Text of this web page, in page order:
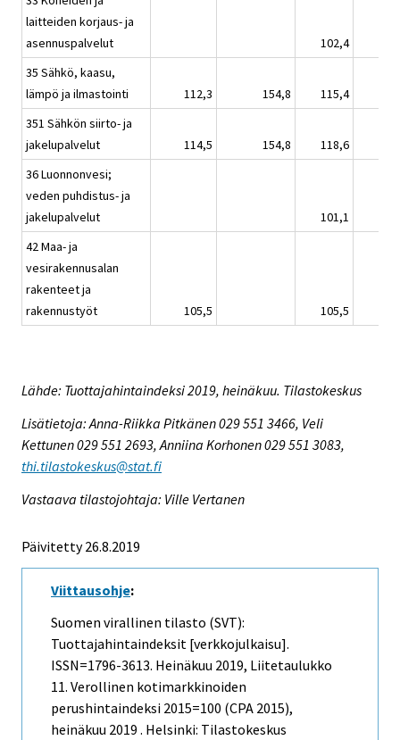
laitteiden korjaus- ja
asennuspalvelut
102,4
35 Sähkö, kaasu,
lämpö ja ilmastointi
112,3 154,8
115,4
351 Sähkön siirto- ja
jakelupalvelut
114,5 154,8
118,6
36 Luonnonvesi;
veden puhdistus- ja
jakelupalvelut
101,1
42 Maa- ja
vesirakennusalan
rakenteet ja
rakennustyöt
105,5 105,5
Lähde: Tuottajahintaindeksi 2019, heinäkuu. Tilastokeskus
Lisätietoja: Anna-Riikka Pitkänen 029 551 3466, Veli
Kettunen 029 551 2693, Anniina Korhonen 029 551 3083,
thi.tilastokeskus@stat.fi
Vastaava tilastojohtaja: Ville Vertanen
Päivitetty 26.8.2019
Viittausohje:
Suomen virallinen tilasto (SVT):
Tuottajahintaindeksit [verkkojulkaisu].
ISSN=1796-3613. Heinäkuu 2019, Liitetaulukko
11. Verollinen kotimarkkinoiden
perushintaindeksi 2015=100 (CPA 2015),
heinäkuu 2019 . Helsinki: Tilastokeskus